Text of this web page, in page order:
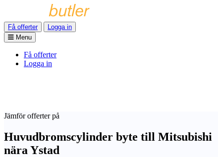
Få offerter
Logga in
Menu
Få offerter
Logga in
Jämför offerter på
Huvudbromscylinder byte till Mitsubishi
nära Ystad